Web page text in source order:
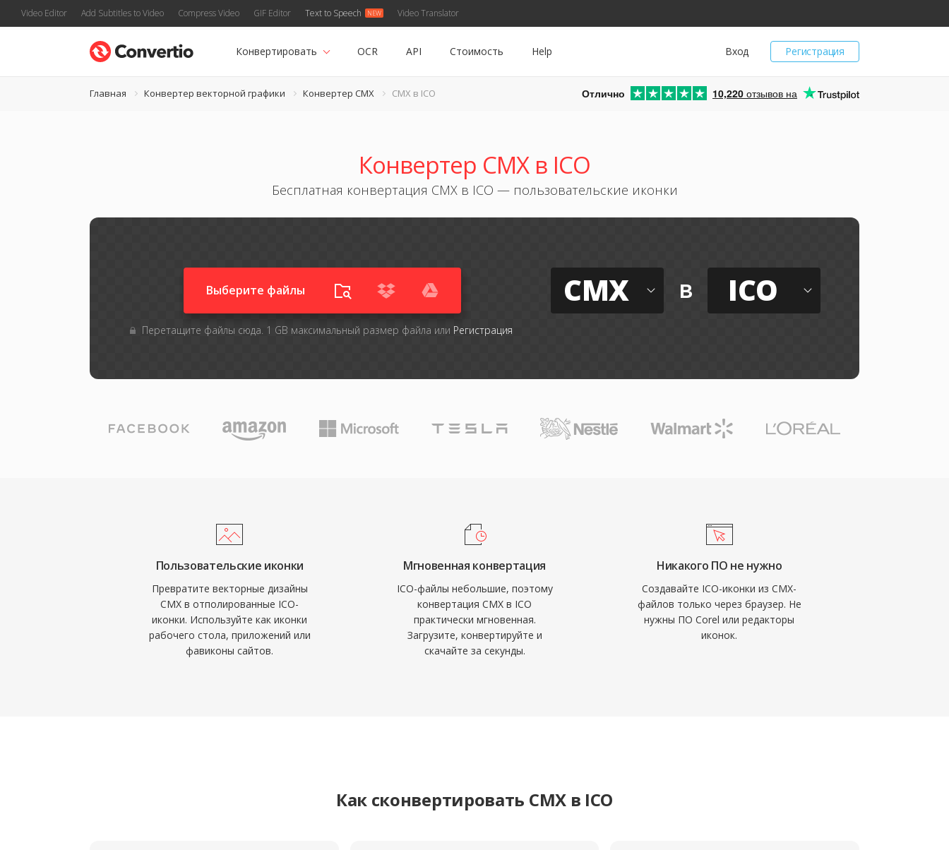
Video Editor Add Subtitles to Video Compress Video GIF Editor Text to Speech Video Translator
Регистрация
Вход
Конвертировать OCR API Стоимость Help
Главная Конвертер векторной графики Конвертер CMX CMX в ICO Отлично 10,220 отзывов на
Конвертер CMX в ICO
Бесплатная конвертация CMX в ICO — пользовательские иконки
Выберите файлы
Перетащите файлы сюда. 1 GB максимальный размер файла или Регистрация
CMX в ICO
Пользовательские иконки
Превратите векторные дизайны
CMX в отполированные ICO-
иконки. Используйте как иконки
рабочего стола, приложений или
фавиконы сайтов.
Мгновенная конвертация
ICO-файлы небольшие, поэтому
конвертация CMX в ICO
практически мгновенная.
Загрузите, конвертируйте и
скачайте за секунды.
Никакого ПО не нужно
Создавайте ICO-иконки из CMX-
файлов только через браузер. Не
нужны ПО Corel или редакторы
иконок.
Как сконвертировать CMX в ICO